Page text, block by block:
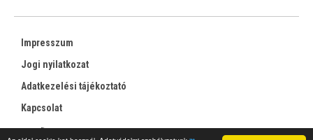
Impresszum
Jogi nyilatkozat
Adatkezelési tájékoztató
Kapcsolat